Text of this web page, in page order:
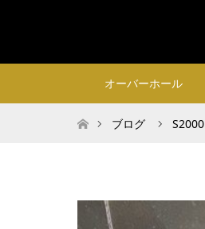
オーバーホール
ホームブログ S2000